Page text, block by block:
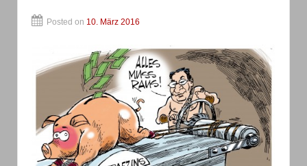
Posted on 10. März 2016